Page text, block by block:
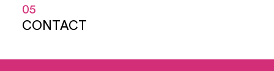
05
CONTACT